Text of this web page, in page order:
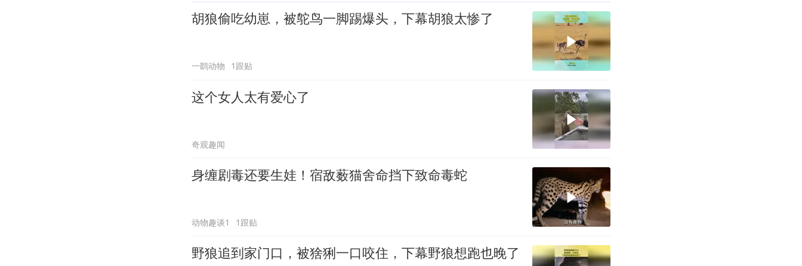
胡狼偷吃幼崽，被鸵鸟一脚踢爆头，下幕胡狼太惨了
一鹞动物 1跟贴
这个女人太有爱心了
奇观趣闻
身缠剧毒还要生娃！宿敌薮猫舍命挡下致命毒蛇
动物趣谈1 1跟贴
野狼追到家门口，被猞猁一口咬住，下幕野狼想跑也晚了